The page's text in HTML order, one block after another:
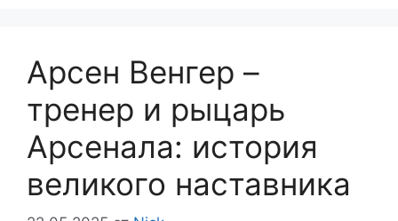
Арсен Венгер –
тренер и рыцарь
Арсенала: история
великого наставника